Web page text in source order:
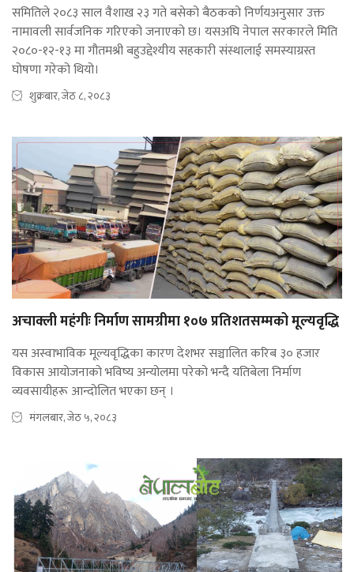
समितिले २०८३ साल वैशाख २३ गते बसेको बैठकको निर्णयअनुसार उक्त
नामावली सार्वजनिक गरिएको जनाएको छ। यसअघि नेपाल सरकारले मिति
२०८०-१२-१३ मा गौतमश्री बहुउद्देश्यीय सहकारी संस्थालाई समस्याग्रस्त
घोषणा गरेको थियो।
शुक्रबार, जेठ ८, २०८३
अचाक्ली महंगीः निर्माण सामग्रीमा १०७ प्रतिशतसम्मको मूल्यवृद्धि
यस अस्वाभाविक मूल्यवृद्धिका कारण देशभर सञ्चालित करिब ३० हजार
विकास आयोजनाको भविष्य अन्योलमा परेको भन्दै यतिबेला निर्माण
व्यवसायीहरू आन्दोलित भएका छन् ।
मंगलबार, जेठ ५, २०८३